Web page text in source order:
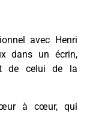
avec Henri
dans un écrin,
de celui de la
à cœur, qui